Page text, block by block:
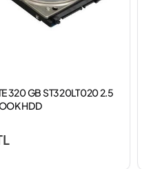
320 GB ST320LT020 2.5
HDD